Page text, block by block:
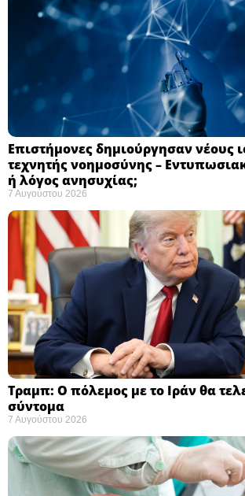
Επιστήμονες δημιούργησαν νέους
τεχνητής νοημοσύνης –
ή λόγος ανησυχίας; ​
7 Αυγούστου 2026
Τραμπ: Ο πόλεμος με το Ιράν θα
σύντομα ​
7 Αυγούστου 2026